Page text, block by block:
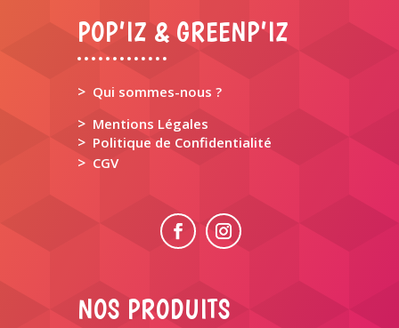
POP’IZ & GREENP’IZ
> Qui sommes-nous ?
> Mentions Légales
> Politique de Confidentialité
> CGV
NOS PRODUITS